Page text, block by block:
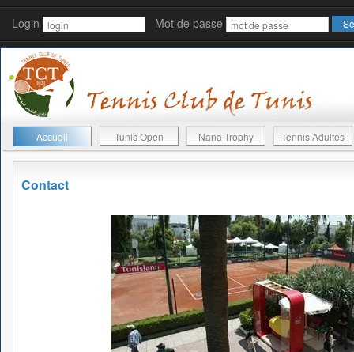
Login Mot de passe
Accueil Tunis Open Nana Trophy Tennis Adultes
Contact